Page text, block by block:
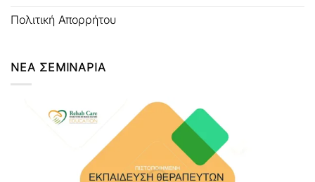
Πολιτική Απορρήτου
ΝΕΑ ΣΕΜΙΝΑΡΙΑ